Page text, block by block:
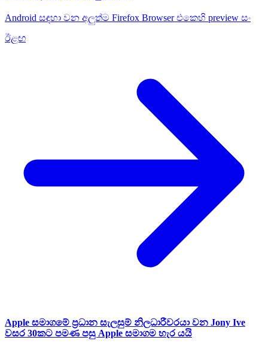
Android සඳහා වන අලුත්ම Firefox Browser එකෙහි preview සං
ඊළඟ
Apple සමාගමේ ප්‍රධාන සැලසුම් නිලධාරීවරයා වන Jony Ive
වසර 30කට පමණ පසු Apple සමාගම හැර යයි